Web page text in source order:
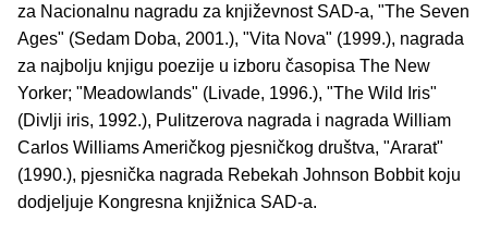
za Nacionalnu nagradu za književnost SAD-a, "The Seven
Ages" (Sedam Doba, 2001.), "Vita Nova" (1999.), nagrada
za najbolju knjigu poezije u izboru časopisa The New
Yorker; "Meadowlands" (Livade, 1996.), "The Wild Iris"
(Divlji iris, 1992.), Pulitzerova nagrada i nagrada William
Carlos Williams Američkog pjesničkog društva, "Ararat"
(1990.), pjesnička nagrada Rebekah Johnson Bobbit koju
dodjeljuje Kongresna knjižnica SAD-a.